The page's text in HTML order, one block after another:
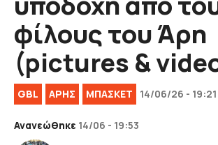
φίλους του Άρη
(pictures &
GBL ΑΡΗΣ ΜΠΑΣΚΕΤ 14/06/26 - 19:21
Ανανεώθηκε 14/06 - 19:53